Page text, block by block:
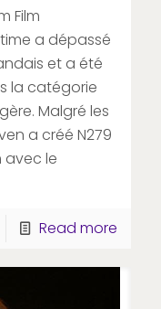
Film
a dépassé
et a été
la catégorie
Malgré les
a créé N279
avec le
Read more